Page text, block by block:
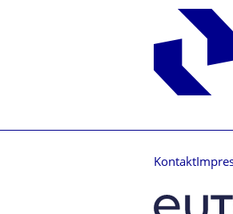
Kontakt